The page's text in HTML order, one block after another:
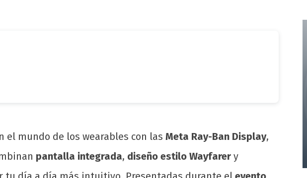
mundo de los wearables con las Meta Ray-Ban Display,
pantalla integrada, diseño estilo Wayfarer y